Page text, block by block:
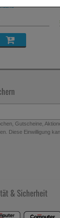
Website
aber auch die
teilweise an
Gutscheine,
Diese Einwilligung
& Sicherheit